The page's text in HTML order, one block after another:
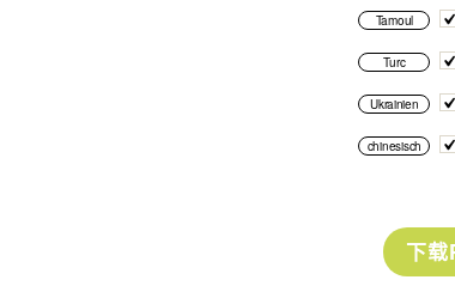
Tamoul
Turc
Ukrainien
chinesisch